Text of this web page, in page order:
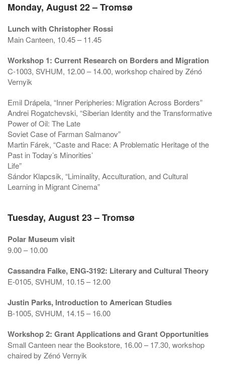
Monday, August 22 – Tromsø
Lunch with Christopher Rossi
Main Canteen, 10.45 – 11.45
Workshop 1: Current Research on Borders and Migration
C-1003, SVHUM, 12.00 – 14.00, workshop chaired by Zénó
Vernyik
Emil Drápela, “Inner Peripheries: Migration Across Borders”
Andrei Rogatchevski, “Siberian Identity and the Transformative
Power of Oil: The Late
Soviet Case of Farman Salmanov”
Martin Fárek, “Caste and Race: A Problematic Heritage of the
Past in Today’s Minorities’
Life”
Sándor Klapcsik, “Liminality, Acculturation, and Cultural
Learning in Migrant Cinema”
Tuesday, August 23 – Tromsø
Polar Museum visit
9.00 – 10.00
Cassandra Falke, ENG-3192: Literary and Cultural Theory
E-0105, SVHUM, 10.15 – 12.00
Justin Parks, Introduction to American Studies
B-1005, SVHUM, 14.15 – 16.00
Workshop 2: Grant Applications and Grant Opportunities
Small Canteen near the Bookstore, 16.00 – 17.30, workshop
chaired by Zénó Vernyik